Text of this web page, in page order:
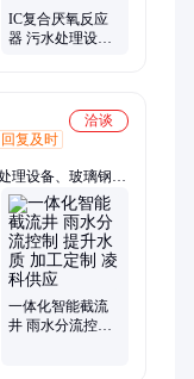
IC复合厌氧反应
器 污水处理设备
洽谈
回复及时
理设备、玻璃钢泵
接触氧化设备、
、气浮装置设备、
泵站、学校实验室
一体化智能截流
井 雨水分流控制